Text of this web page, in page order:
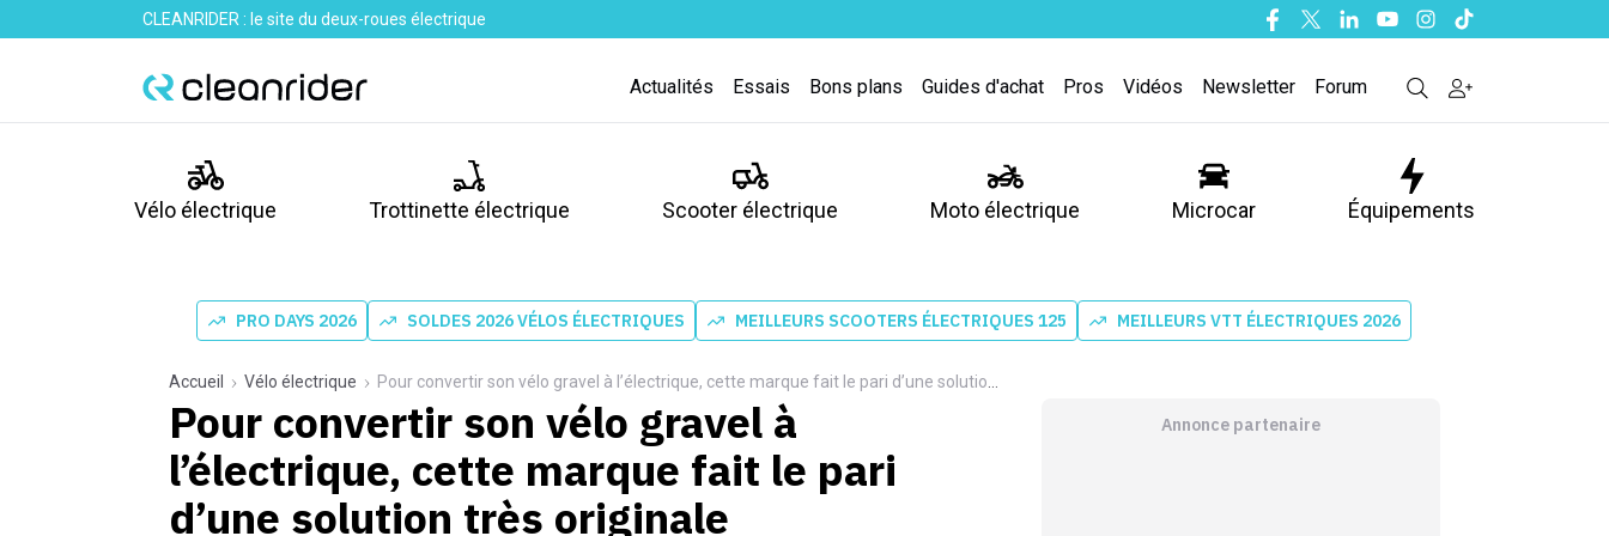
CLEANRIDER : le site du deux-roues électrique Facebook
TwitterLinkedinYoutubeInstagram
Tiktok
Actualités Essais Bons plans Guides d'achat Pros Vidéos Newsletter Forum
Vélo électrique Trottinette électrique Scooter électrique Moto électrique Microcar Équipements
PRO DAYS 2026 SOLDES 2026 VÉLOS ÉLECTRIQUES MEILLEURS SCOOTERS ÉLECTRIQUES 125 MEILLEURS VTT ÉLECTRIQUES 2026
Accueil Vélo électrique Pour convertir son vélo gravel à l’électrique, cette marque fait le pari d’une solution très originale
Pour convertir son vélo gravel à
l’électrique, cette marque fait le pari
d’une solution très originale
Annonce partenaire